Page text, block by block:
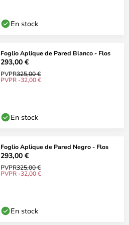
En stock
Foglio Aplique de Pared Blanco - Flos
293,00 €
PVPR325,00 €
PVPR -32,00 €
En stock
Foglio Aplique de Pared Negro - Flos
293,00 €
PVPR325,00 €
PVPR -32,00 €
En stock